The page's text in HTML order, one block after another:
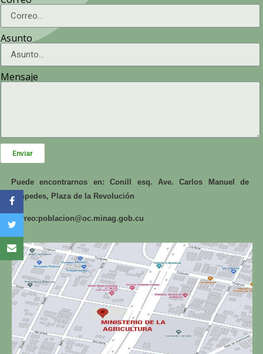
Asunto
Mensaje
Enviar
Puede encontrarnos en: Conill esq. Ave. Carlos Manuel de
Céspedes, Plaza de la Revolución
Correo:poblacion@oc.minag.gob.cu